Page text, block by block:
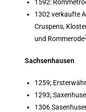
1592:
1302 verkaufte
Cruspens,
und Rommerode
Sachsenhausen
1259;
1293;
1306